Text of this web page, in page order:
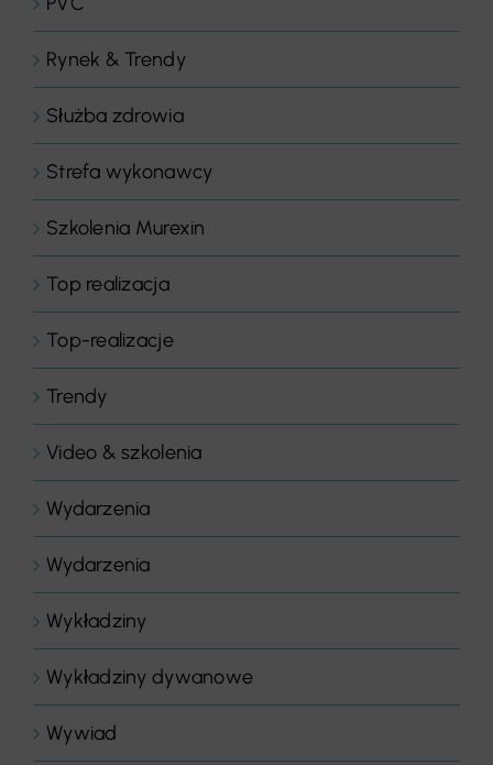
Rynek & Trendy
Służba zdrowia
Strefa wykonawcy
Szkolenia Murexin
Top realizacja
Top-realizacje
Trendy
Video & szkolenia
Wydarzenia
Wydarzenia
Wykładziny
Wykładziny dywanowe
Wywiad